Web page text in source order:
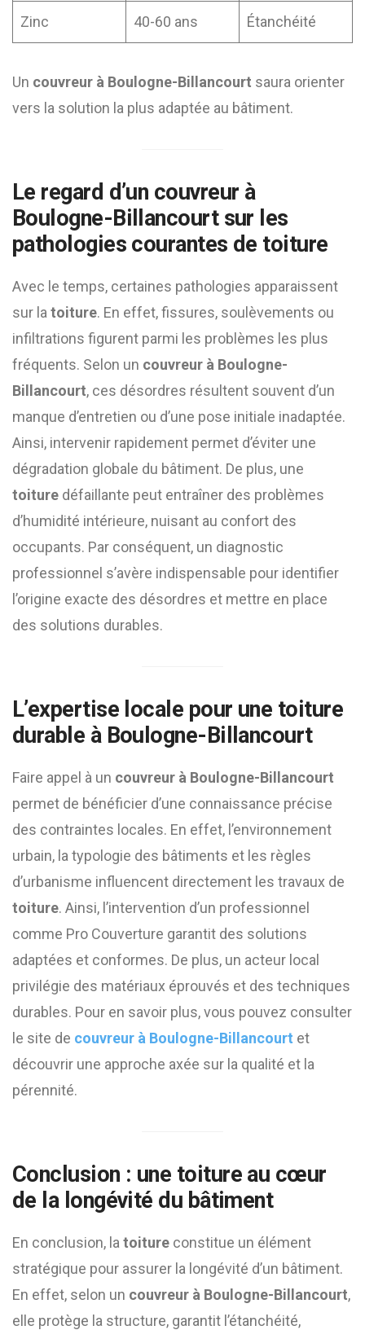
Zinc 40-60 ans Étanchéité
Un couvreur à Boulogne-Billancourt saura orienter
vers la solution la plus adaptée au bâtiment.
Le regard d’un couvreur à
Boulogne-Billancourtsur les
pathologies courantes de toiture
Avec le temps, certaines pathologies apparaissent
sur la toiture. En effet, fissures, soulèvements ou
infiltrations figurent parmi les problèmes les plus
fréquents. Selon un couvreur à Boulogne-
Billancourt, ces désordres résultent souvent d’un
manque d’entretien ou d’une pose initiale inadaptée.
Ainsi, intervenir rapidement permet d’éviter une
dégradation globale du bâtiment. De plus, une
toiture défaillante peut entraîner des problèmes
d’humidité intérieure, nuisant au confort des
occupants. Par conséquent, un diagnostic
professionnel s’avère indispensable pour identifier
l’origine exacte des désordres et mettre en place
des solutions durables.
L’expertise locale pour une toiture
durable à Boulogne-Billancourt
Faire appel à un couvreur à Boulogne-Billancourt
permet de bénéficier d’une connaissance précise
des contraintes locales. En effet, l’environnement
urbain, la typologie des bâtiments et les règles
d’urbanisme influencent directement les travaux de
toiture. Ainsi, l’intervention d’un professionnel
comme Pro Couverture garantit des solutions
adaptées et conformes. De plus, un acteur local
privilégie des matériaux éprouvés et des techniques
durables. Pour en savoir plus, vous pouvez consulter
le site de couvreur à Boulogne-Billancourt et
découvrir une approche axée sur la qualité et la
pérennité.
Conclusion : une toitureau cœur
de la longévité du bâtiment
En conclusion, la toiture constitue un élément
stratégique pour assurer la longévité d’un bâtiment.
En effet, selon un couvreur à Boulogne-Billancourt,
elle protège la structure, garantit l’étanchéité,